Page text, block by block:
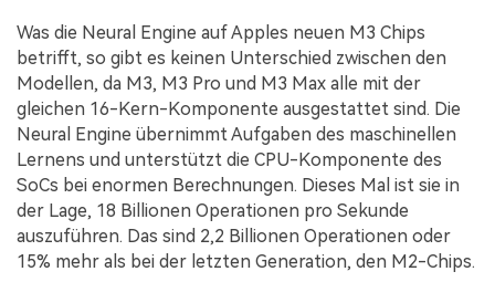
Was die Neural Engine auf Apples neuen M3 Chips
betrifft, so gibt es keinen Unterschied zwischen den
Modellen, da M3, M3 Pro und M3 Max alle mit der
gleichen 16-Kern-Komponente ausgestattet sind. Die
Neural Engine übernimmt Aufgaben des maschinellen
Lernens und unterstützt die CPU-Komponente des
SoCs bei enormen Berechnungen. Dieses Mal ist sie in
der Lage, 18 Billionen Operationen pro Sekunde
auszuführen. Das sind 2,2 Billionen Operationen oder
15% mehr als bei der letzten Generation, den M2-Chips.